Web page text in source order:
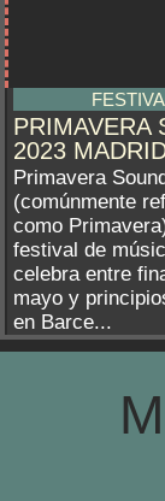
PRIMAVERA
2023
Primavera
(comúnmente
como
festival de
celebra entre
mayo y
en Barce...